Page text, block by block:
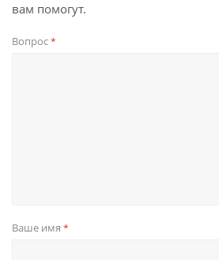
вам помогут.
Вопрос*
Ваше имя *